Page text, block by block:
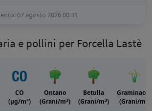
07 agosto 2026 00:31
e pollini per Forcella Lastè
CO
(μg/m³)
Ontano
(Grani/m3)
Betulla
(Grani/m3)
Graminacee
(Grani/m3